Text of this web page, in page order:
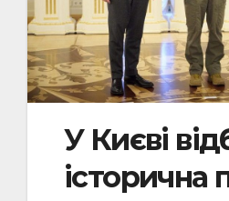
У Києві
історична